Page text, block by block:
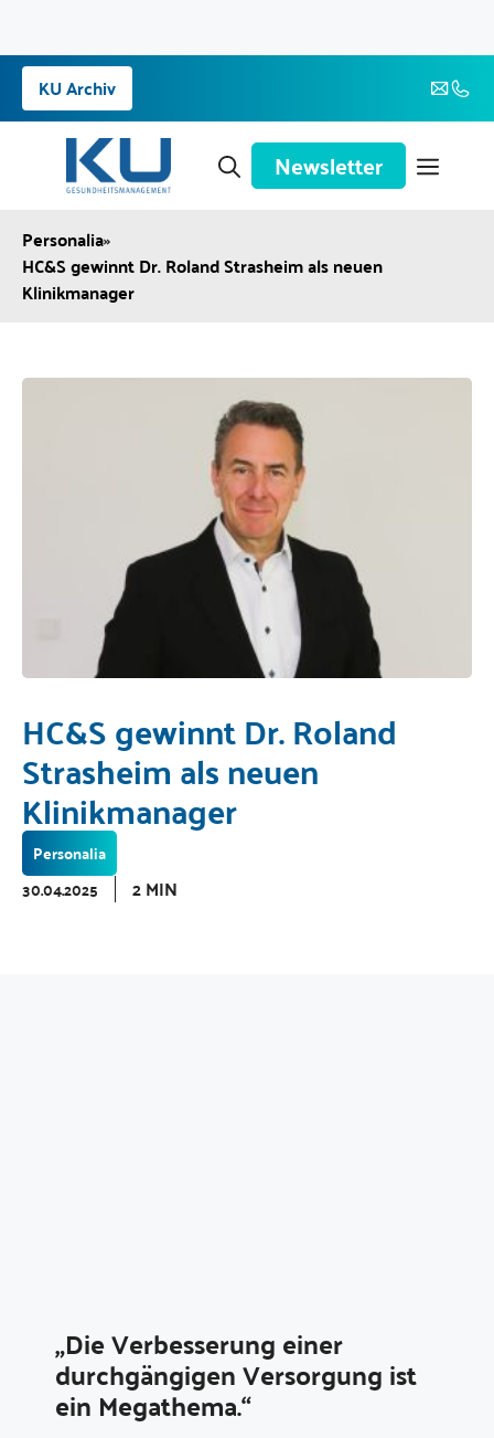
Zum
Inhalt
springen
KU Archiv
Newsletter
Personalia»
HC&S gewinnt Dr. Roland Strasheim als neuen
Klinikmanager
HC&S gewinnt Dr. Roland
Strasheim als neuen
Klinikmanager
Personalia
30.04.2025
2 MIN
„Die Verbesserung einer
durchgängigen Versorgung ist
ein Megathema.“